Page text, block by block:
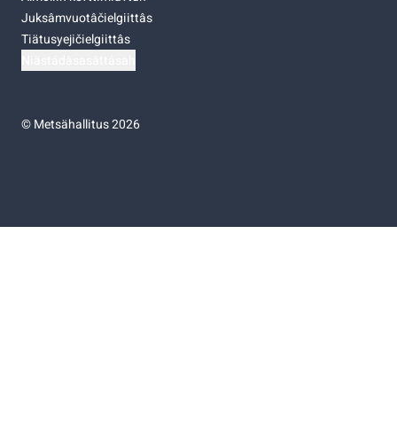
Juksâmvuotâčielgiittâs
Tiätusyejičielgiittâs
©Metsähallitus 2026